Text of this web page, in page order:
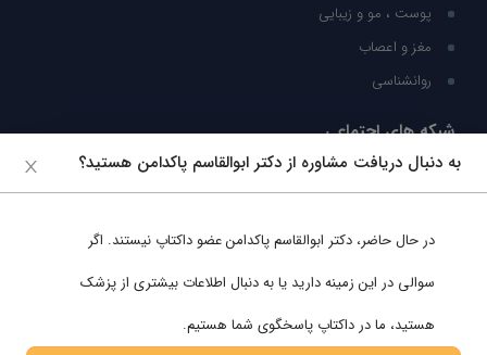
پوست ، مو و زیبایی
مغز و اعصاب
روانشناسی
شبکه های اجتماعی
ما را در شبکه های اجتماعی دنبال کنید
به دنبال دریافت مشاوره از دکتر ابوالقاسم پاکدامن هستید؟
در حال حاضر، دکتر ابوالقاسم پاکدامنعضو داکتاپ نیستند. اگر
سوالی در این زمینه دارید یا به دنبال اطلاعات بیشتری از پزشک
هستید، ما در داکتاپ پاسخگوی شما هستیم.